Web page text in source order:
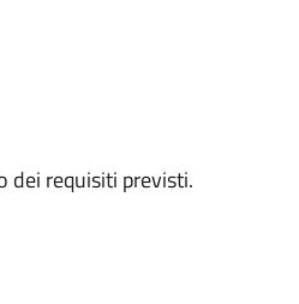
dei requisiti previsti.